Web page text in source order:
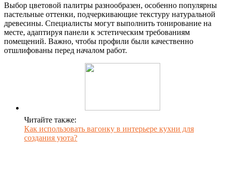
Выбор цветовой палитры разнообразен, особенно популярны
пастельные оттенки, подчеркивающие текстуру натуральной
древесины. Специалисты могут выполнить тонирование на
месте, адаптируя панели к эстетическим требованиям
помещений. Важно, чтобы профили были качественно
отшлифованы перед началом работ.
Читайте также:
Как использовать вагонку в интерьере кухни для
создания уюта?